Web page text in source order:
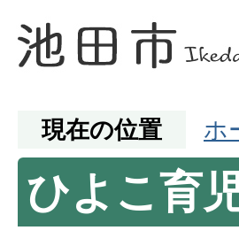
現在の位置 ホ
ひよこ育